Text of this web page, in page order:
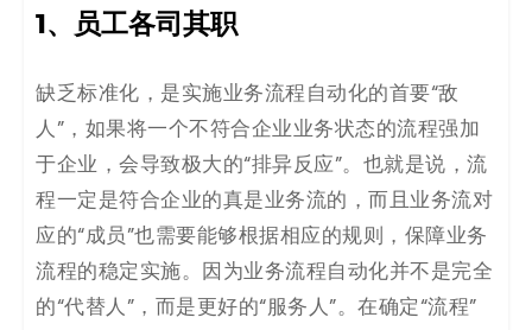
1、员工各司其职
缺乏标准化，是实施业务流程自动化的首要“敌
人”，如果将一个不符合企业业务状态的流程强加
于企业，会导致极大的“排异反应”。也就是说，流
程一定是符合企业的真是业务流的，而且业务流对
应的“成员”也需要能够根据相应的规则，保障业务
流程的稳定实施。因为业务流程自动化并不是完全
的“代替人”，而是更好的“服务人”。在确定“流程”